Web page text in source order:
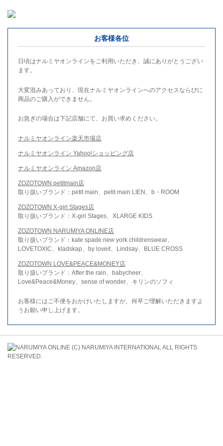
お客様各位
日頃はナルミヤオンラインをご利用いただき、誠にありがとうござい
ます。
大変混みあっており、現在ナルミヤオンラインへのアクセスならびに
商品のご購入ができません。
お急ぎの場合は下記店舗にて、お買い求めください。
ナルミヤオンライン楽天市場店
ナルミヤオンライン Yahoo!ショッピング店
ナルミヤオンライン Amazon店
ZOZOTOWN petitmain店
取り扱いブランド：petit main、petit main LIEN、b・ROOM
ZOZOTOWN X-girl Stages店
取り扱いブランド：X-girl Stages、XLARGE KIDS
ZOZOTOWN NARUMIYA ONLINE店
取り扱いブランド：kate spade new york childrenswear、
LOVETOXIC、kladskap、by loveit、Lindsay、BLUE CROSS
ZOZOTOWN LOVE&PEACE&MONEY店
取り扱いブランド：After the rain、babycheer、
Love&Peace&Money、sense of wonder、キリンのソフィ
お客様にはご不便をおかけいたしますが、何卒ご理解いただきますよ
うお願い申し上げます。